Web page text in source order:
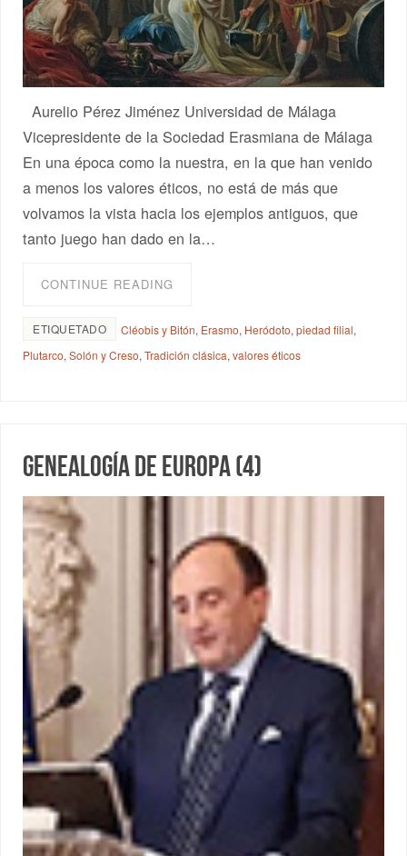
Aurelio Pérez Jiménez Universidad de Málaga
Vicepresidente de la Sociedad Erasmiana de Málaga
En una época como la nuestra, en la que han venido
a menos los valores éticos, no está de más que
volvamos la vista hacia los ejemplos antiguos, que
tanto juego han dado en la…
CONTINUE READING
ETIQUETADO Cléobis y Bitón, Erasmo, Heródoto,piedad filial,
Plutarco,Solón y Creso,Tradición clásica,valores éticos
Genealogía de Europa (4)